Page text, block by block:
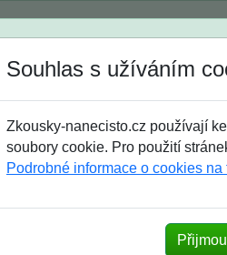
8. třída 9. třída střední
SŠ? Vaše ohlasy po
Souhlas s užíváním
Zkousky-nanecisto.cz používají
soubory cookie. Pro použití
Podrobné informace o cookies na